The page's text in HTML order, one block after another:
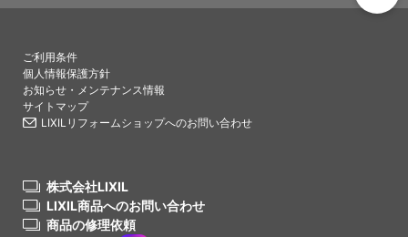
ご利用条件
個人情報保護方針
お知らせ・メンテナンス情報
サイトマップ
LIXILリフォームショップへのお問い合わせ
株式会社LIXIL
LIXIL商品へのお問い合わせ
商品の修理依頼